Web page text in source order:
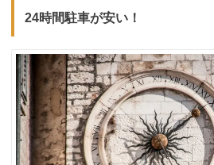
24時間駐車が安い！